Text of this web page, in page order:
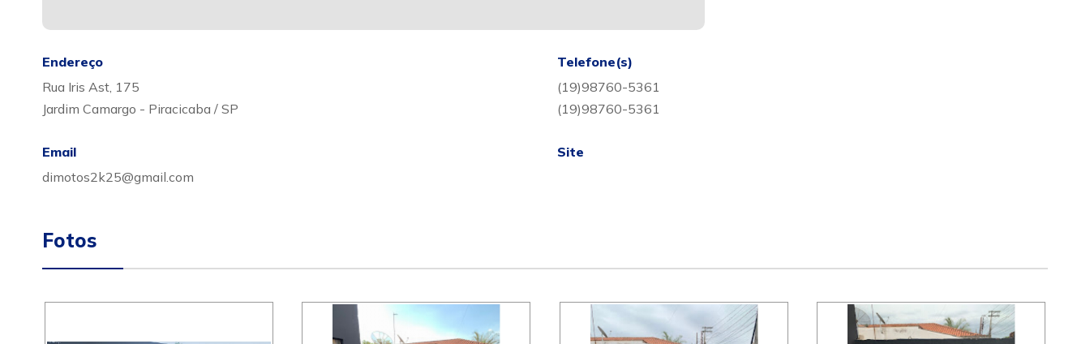
Endereço
Rua Iris Ast, 175
Jardim Camargo - Piracicaba / SP
Telefone(s)
(19)98760-5361
(19)98760-5361
Email
dimotos2k25@gmail.com
Site
Fotos